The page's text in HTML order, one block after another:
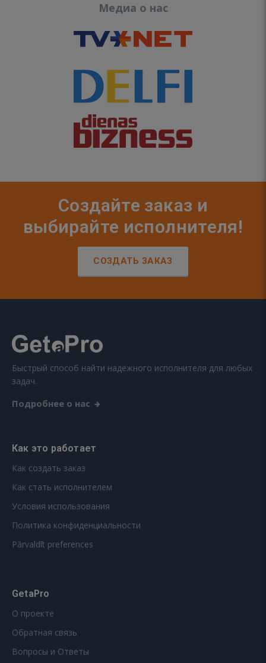
Медиа о нас
Создайте заказ и
выбирайте исполнителя!
СОЗДАТЬ ЗАКАЗ
Быстрый способ найти надежного исполнителя для любых
задач.
Подробнее о нас
Как это работает
Как создать заказ
Как стать исполнителем
Условия использования
Политика конфиденциальности
Pārvaldīt preferences
GetaPro
О проекте
Обратная связь
Вопросы и Ответы